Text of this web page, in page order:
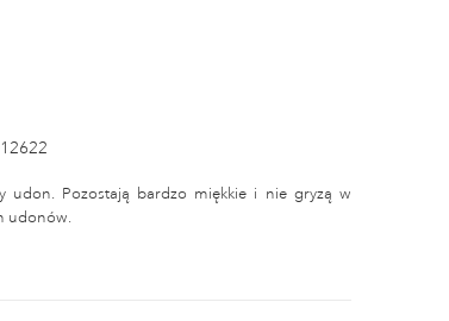
udon. Pozostają bardzo miękkie i nie gryzą w
udonów.